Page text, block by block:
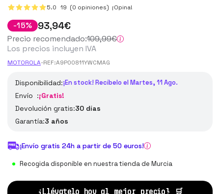
5.0 19 (0 opiniones) ¡Opina!
-15% 93,94€
Precio recomendado:109,99€
Los precios incluyen IVA
MOTOROLA-REF:A9P00811YWCMAG
Disponibilidad:¡En stock! Recíbelo el Martes, 11 Ago.
Envío :¡Gratis!
Devolución gratis:30 días
Garantía:3 años
¡Envío gratis 24h a partir de 50 euros!
Recogida disponible en nuestra tienda de Murcia
¡Llévatelo hoy al mejor precio! 🛒